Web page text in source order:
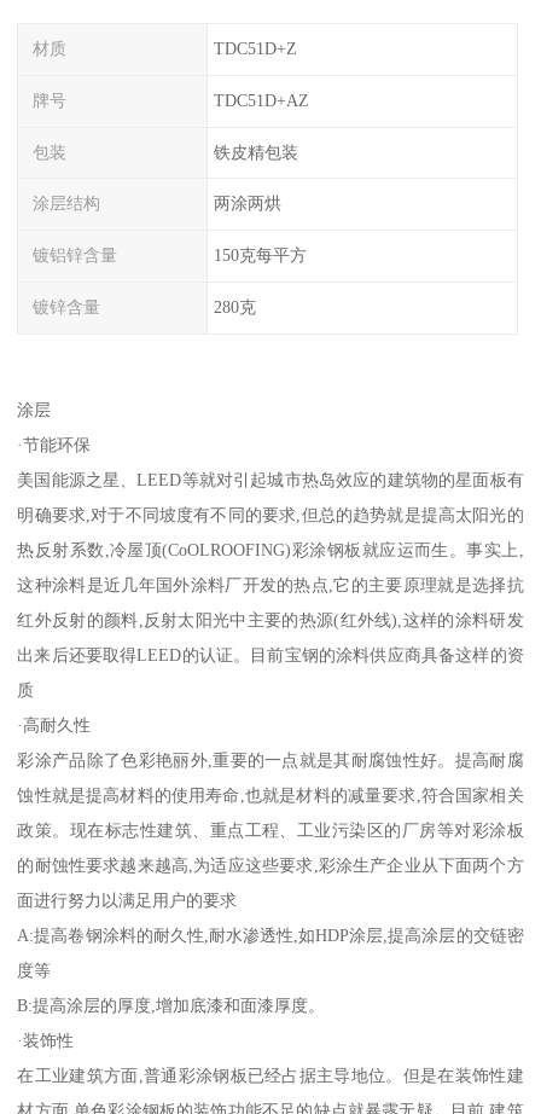
材质 TDC51D+Z
牌号 TDC51D+AZ
包装 铁皮精包装
涂层结构 两涂两烘
镀铝锌含量 150克每平方
镀锌含量 280克
涂层
·节能环保
美国能源之星、LEED等就对引起城市热岛效应的建筑物的星面板有
明确要求,对于不同坡度有不同的要求,但总的趋势就是提高太阳光的
热反射系数,冷屋顶(CoOLROOFING)彩涂钢板就应运而生。事实上,
这种涂料是近几年国外涂料厂开发的热点,它的主要原理就是选择抗
红外反射的颜料,反射太阳光中主要的热源(红外线),这样的涂料研发
出来后还要取得LEED的认证。目前宝钢的涂料供应商具备这样的资
质
·高耐久性
彩涂产品除了色彩艳丽外,重要的一点就是其耐腐蚀性好。提高耐腐
蚀性就是提高材料的使用寿命,也就是材料的减量要求,符合国家相关
政策。现在标志性建筑、重点工程、工业污染区的厂房等对彩涂板
的耐蚀性要求越来越高,为适应这些要求,彩涂生产企业从下面两个方
面进行努力以满足用户的要求
A:提高卷钢涂料的耐久性,耐水渗透性,如HDP涂层,提高涂层的交链密
度等
B:提高涂层的厚度,增加底漆和面漆厚度。
·装饰性
在工业建筑方面,普通彩涂钢板已经占据主导地位。但是在装饰性建
材方面,单色彩涂钢板的装饰功能不足的缺点就暴露无疑。目前,建筑